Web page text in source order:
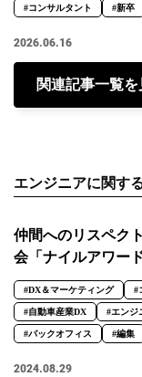
#コンサルタント #新卒
2026.06.16
関連記事一覧を
エンジニアに関す
仲間へのリスペク
会「ナイルアワー
#DX＆マーケティング #
#自動車産業DX #エンジ
#バックオフィス #編集
2024.08.29